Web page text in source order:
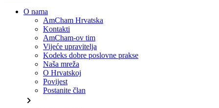
O nama
AmCham Hrvatska
Kontakti
AmCham-ov tim
Vijeće upravitelja
Kodeks dobre poslovne prakse
Naša mreža
O Hrvatskoj
Povijest
Postanite član
chevron_right